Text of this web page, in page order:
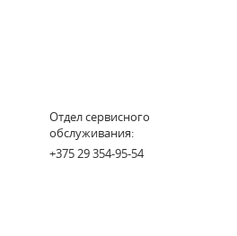
Отдел сервисного
обслуживания:
+375 29 354-95-54